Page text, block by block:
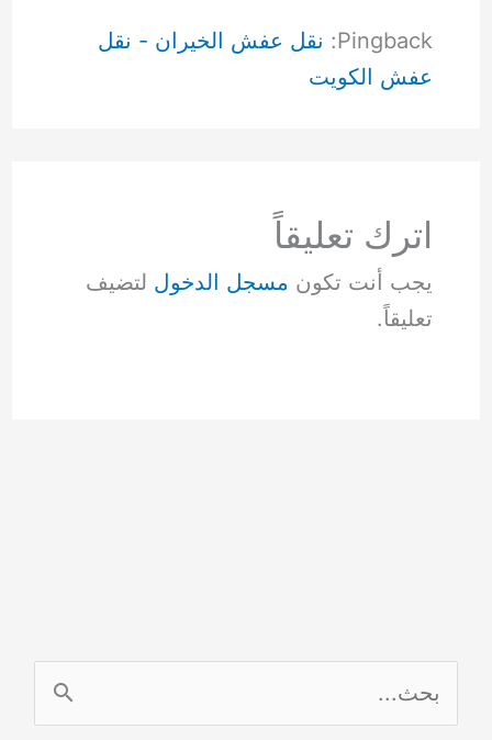
Pingback:
نقل عفش الخيران - نقل
عفش الكويت
اترك تعليقاً
يجب أنت تكون مسجل الدخول لتضيف
تعليقاً.
ل